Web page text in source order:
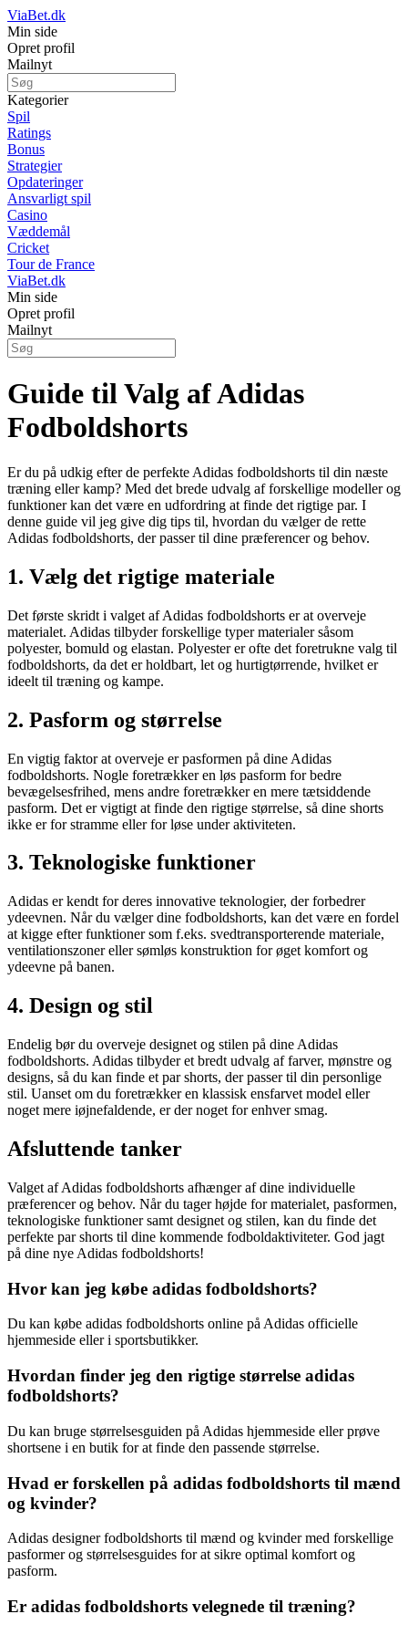
ViaBet.dk
Min side
Opret profil
Mailnyt
Kategorier
Spil
Ratings
Bonus
Strategier
Opdateringer
Ansvarligt spil
Casino
Væddemål
Cricket
Tour de France
ViaBet.dk
Min side
Opret profil
Mailnyt
Guide til Valg af Adidas
Fodboldshorts
Er du på udkig efter de perfekte Adidas fodboldshorts til din næste
træning eller kamp? Med det brede udvalg af forskellige modeller og
funktioner kan det være en udfordring at finde det rigtige par. I
denne guide vil jeg give dig tips til, hvordan du vælger de rette
Adidas fodboldshorts, der passer til dine præferencer og behov.
1. Vælg det rigtige materiale
Det første skridt i valget af Adidas fodboldshorts er at overveje
materialet. Adidas tilbyder forskellige typer materialer såsom
polyester, bomuld og elastan. Polyester er ofte det foretrukne valg til
fodboldshorts, da det er holdbart, let og hurtigtørrende, hvilket er
ideelt til træning og kampe.
2. Pasform og størrelse
En vigtig faktor at overveje er pasformen på dine Adidas
fodboldshorts. Nogle foretrækker en løs pasform for bedre
bevægelsesfrihed, mens andre foretrækker en mere tætsiddende
pasform. Det er vigtigt at finde den rigtige størrelse, så dine shorts
ikke er for stramme eller for løse under aktiviteten.
3. Teknologiske funktioner
Adidas er kendt for deres innovative teknologier, der forbedrer
ydeevnen. Når du vælger dine fodboldshorts, kan det være en fordel
at kigge efter funktioner som f.eks. svedtransporterende materiale,
ventilationszoner eller sømløs konstruktion for øget komfort og
ydeevne på banen.
4. Design og stil
Endelig bør du overveje designet og stilen på dine Adidas
fodboldshorts. Adidas tilbyder et bredt udvalg af farver, mønstre og
designs, så du kan finde et par shorts, der passer til din personlige
stil. Uanset om du foretrækker en klassisk ensfarvet model eller
noget mere iøjnefaldende, er der noget for enhver smag.
Afsluttende tanker
Valget af Adidas fodboldshorts afhænger af dine individuelle
præferencer og behov. Når du tager højde for materialet, pasformen,
teknologiske funktioner samt designet og stilen, kan du finde det
perfekte par shorts til dine kommende fodboldaktiviteter. God jagt
på dine nye Adidas fodboldshorts!
Hvor kan jeg købe adidas fodboldshorts?
Du kan købe adidas fodboldshorts online på Adidas officielle
hjemmeside eller i sportsbutikker.
Hvordan finder jeg den rigtige størrelse adidas
fodboldshorts?
Du kan bruge størrelsesguiden på Adidas hjemmeside eller prøve
shortsene i en butik for at finde den passende størrelse.
Hvad er forskellen på adidas fodboldshorts til mænd
og kvinder?
Adidas designer fodboldshorts til mænd og kvinder med forskellige
pasformer og størrelsesguides for at sikre optimal komfort og
pasform.
Er adidas fodboldshorts velegnede til træning?